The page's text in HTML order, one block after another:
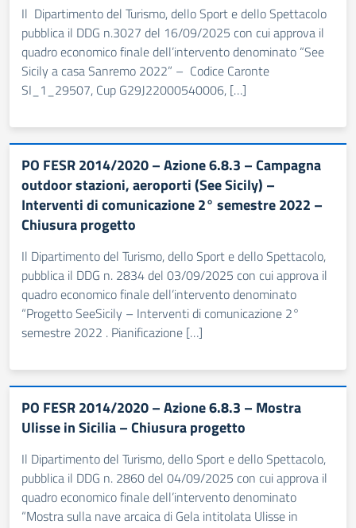
Il Dipartimento del Turismo, dello Sport e dello Spettacolo
pubblica il DDG n.3027 del 16/09/2025 con cui approva il
quadro economico finale dell’intervento denominato “See
Sicily a casa Sanremo 2022” – Codice Caronte
SI_1_29507, Cup G29J22000540006, […]
PO FESR 2014/2020 – Azione 6.8.3 – Campagna
outdoor stazioni, aeroporti (See Sicily) –
Interventi di comunicazione 2° semestre 2022 –
Chiusura progetto
Il Dipartimento del Turismo, dello Sport e dello Spettacolo,
pubblica il DDG n. 2834 del 03/09/2025 con cui approva il
quadro economico finale dell’intervento denominato
“Progetto SeeSicily – Interventi di comunicazione 2°
semestre 2022 . Pianificazione […]
PO FESR 2014/2020 – Azione 6.8.3 – Mostra
Ulisse in Sicilia – Chiusura progetto
Il Dipartimento del Turismo, dello Sport e dello Spettacolo,
pubblica il DDG n. 2860 del 04/09/2025 con cui approva il
quadro economico finale dell’intervento denominato
“Mostra sulla nave arcaica di Gela intitolata Ulisse in